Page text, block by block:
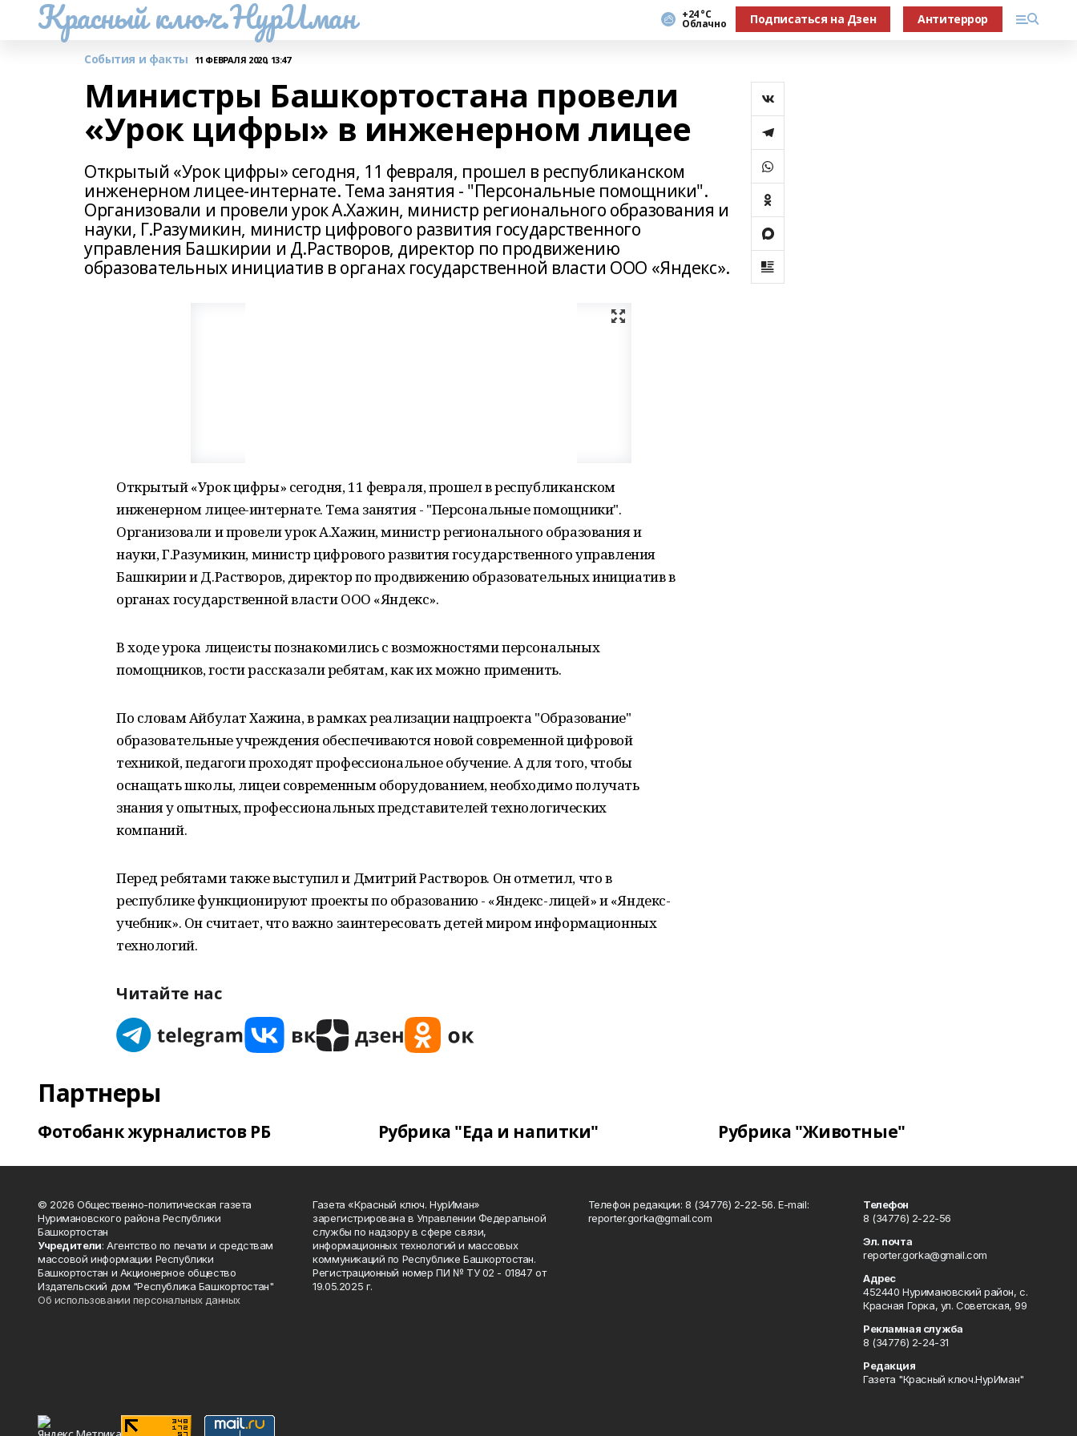
Красный ключ.НурИман +24 °С
Облачно Подписаться на Дзен Антитеррор
События и факты 11 ФЕВРАЛЯ 2020, 13:47
Министры Башкортостана провели
«Урок цифры» в инженерном лицее
Открытый «Урок цифры» сегодня, 11 февраля, прошел в республиканском
инженерном лицее-интернате. Тема занятия - "Персональные помощники".
Организовали и провели урок А.Хажин, министр регионального образования и
науки, Г.Разумикин, министр цифрового развития государственного
управления Башкирии и Д.Растворов, директор по продвижению
образовательных инициатив в органах государственной власти ООО «Яндекс».
Открытый «Урок цифры» сегодня, 11 февраля, прошел в республиканском
инженерном лицее-интернате. Тема занятия - "Персональные помощники".
Организовали и провели урок А.Хажин, министр регионального образования и
науки, Г.Разумикин, министр цифрового развития государственного управления
Башкирии и Д.Растворов, директор по продвижению образовательных инициатив в
органах государственной власти ООО «Яндекс».
В ходе урока лицеисты познакомились с возможностями персональных
помощников, гости рассказали ребятам, как их можно применить.
По словам Айбулат Хажина, в рамках реализации нацпроекта "Образование"
образовательные учреждения обеспечиваются новой современной цифровой
техникой, педагоги проходят профессиональное обучение. А для того, чтобы
оснащать школы, лицеи современным оборудованием, необходимо получать
знания у опытных, профессиональных представителей технологических
компаний.
Перед ребятами также выступил и Дмитрий Растворов. Он отметил, что в
республике функционируют проекты по образованию - «Яндекс-лицей» и «Яндекс-
учебник». Он считает, что важно заинтересовать детей миром информационных
технологий.
Читайте нас
Партнеры
Фотобанк журналистов РБ Рубрика "Еда и напитки" Рубрика "Животные"
© 2026 Общественно-политическая газета
Нуримановского района Республики
Башкортостан
Учредители: Агентство по печати и средствам
массовой информации Республики
Башкортостан и Акционерное общество
Издательский дом "Республика Башкортостан"
Об использовании персональных данных
Газета «Красный ключ. НурИман»
зарегистрирована в Управлении Федеральной
службы по надзору в сфере связи,
информационных технологий и массовых
коммуникаций по Республике Башкортостан.
Регистрационный номер ПИ № ТУ 02 - 01847 от
19.05.2025 г.
Телефон редакции: 8 (34776) 2-22-56. E-mail:
reporter.gorka@gmail.com
Телефон
8 (34776) 2-22-56
Эл. почта
reporter.gorka@gmail.com
Адрес
452440 Нуримановский район, с.
Красная Горка, ул. Советская, 99
Рекламная служба
8 (34776) 2-24-31
Редакция
Газета "Красный ключ.НурИман"